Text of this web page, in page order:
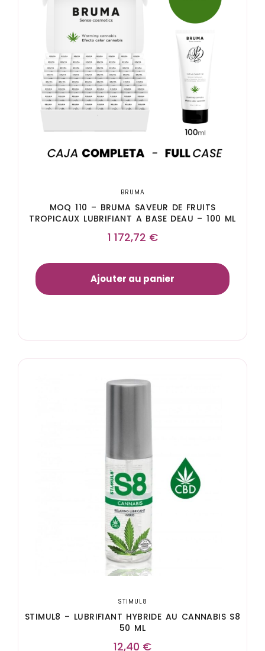
BRUMA
MOQ 110 – BRUMA SAVEUR DE FRUITS
TROPICAUX LUBRIFIANT A BASE DEAU – 100 ML
1 172,72 €
Ajouter au panier
STIMUL8
STIMUL8 – LUBRIFIANT HYBRIDE AU CANNABIS S8
50 ML
12,40 €